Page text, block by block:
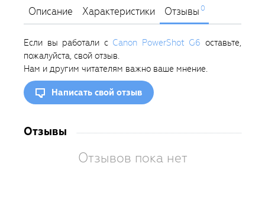
Описание Характеристики Отзывы0
Если вы работали с Canon PowerShot G6 оставьте,
пожалуйста, свой отзыв.
Нам и другим читателям важно ваше мнение.
Написать свой отзыв
Отзывы
Отзывов пока нет